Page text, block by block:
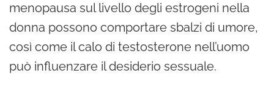
menopausa sul livello degli estrogeni nella
donna possono comportare sbalzi di umore,
così come il calo di testosterone nell’uomo
può influenzare il desiderio sessuale.